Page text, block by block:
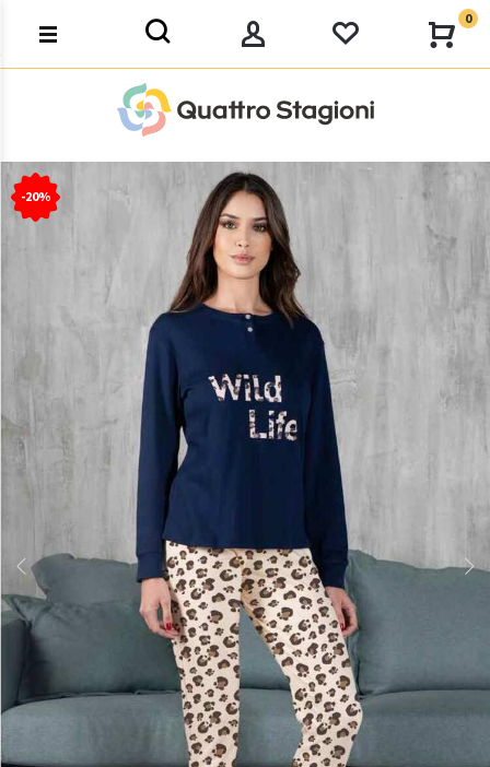
0
-20%